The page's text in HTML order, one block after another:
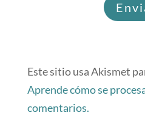
Este sitio usa Akismet
Aprende cómo se
comentarios.